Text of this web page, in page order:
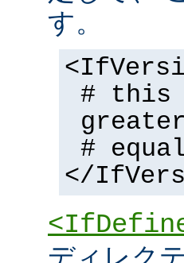
す。
# this
#
</
ディレク